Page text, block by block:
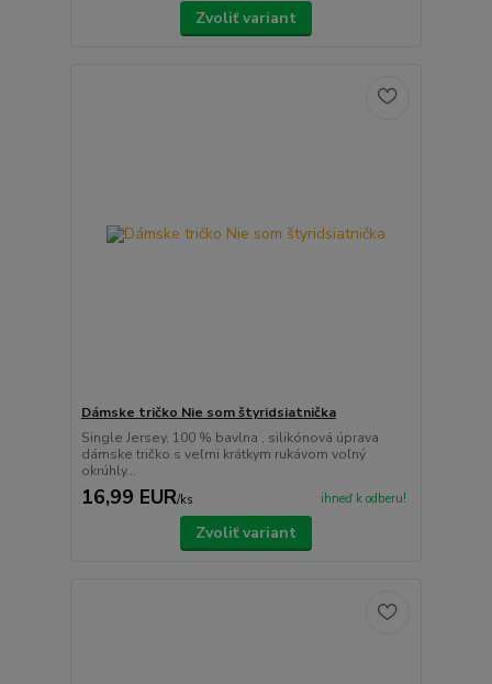
Zvoliť variant
Dámske tričko Nie som štyridsiatnička
Single Jersey, 100 % bavlna , silikónová úprava
dámske tričko s veľmi krátkym rukávom voľný
okrúhly...
16,99 EUR/ks ihneď k odberu!
Zvoliť variant